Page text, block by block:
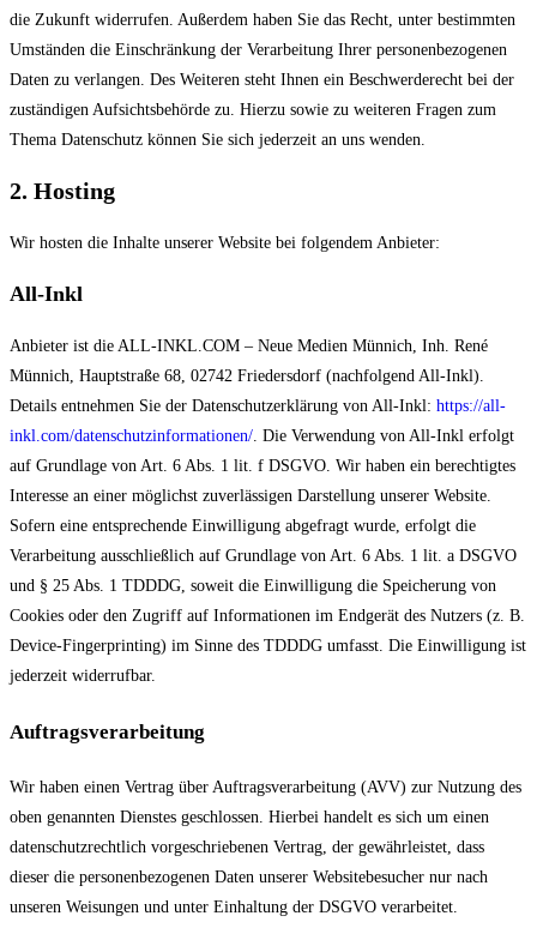
die Zukunft widerrufen. Außerdem haben Sie das Recht, unter bestimmten
Umständen die Einschränkung der Verarbeitung Ihrer personenbezogenen
Daten zu verlangen. Des Weiteren steht Ihnen ein Beschwerderecht bei der
zuständigen Aufsichtsbehörde zu. Hierzu sowie zu weiteren Fragen zum
Thema Datenschutz können Sie sich jederzeit an uns wenden.
2. Hosting
Wir hosten die Inhalte unserer Website bei folgendem Anbieter:
All-Inkl
Anbieter ist die ALL-INKL.COM – Neue Medien Münnich, Inh. René
Münnich, Hauptstraße 68, 02742 Friedersdorf (nachfolgend All-Inkl).
Details entnehmen Sie der Datenschutzerklärung von All-Inkl: https://all-
inkl.com/datenschutzinformationen/ . Die Verwendung von All-Inkl erfolgt
auf Grundlage von Art. 6 Abs. 1 lit. f DSGVO. Wir haben ein berechtigtes
Interesse an einer möglichst zuverlässigen Darstellung unserer Website.
Sofern eine entsprechende Einwilligung abgefragt wurde, erfolgt die
Verarbeitung ausschließlich auf Grundlage von Art. 6 Abs. 1 lit. a DSGVO
und § 25 Abs. 1 TDDDG, soweit die Einwilligung die Speicherung von
Cookies oder den Zugriff auf Informationen im Endgerät des Nutzers (z. B.
Device-Fingerprinting) im Sinne des TDDDG umfasst. Die Einwilligung ist
jederzeit widerrufbar.
Auftragsverarbeitung
Wir haben einen Vertrag über Auftragsverarbeitung (AVV) zur Nutzung des
oben genannten Dienstes geschlossen. Hierbei handelt es sich um einen
datenschutzrechtlich vorgeschriebenen Vertrag, der gewährleistet, dass
dieser die personenbezogenen Daten unserer Websitebesucher nur nach
unseren Weisungen und unter Einhaltung der DSGVO verarbeitet.